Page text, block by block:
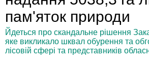
пам'яток природи
Йдеться про скандальне рішення
яке викликало шквал обурення та
лісовій сфері та представників